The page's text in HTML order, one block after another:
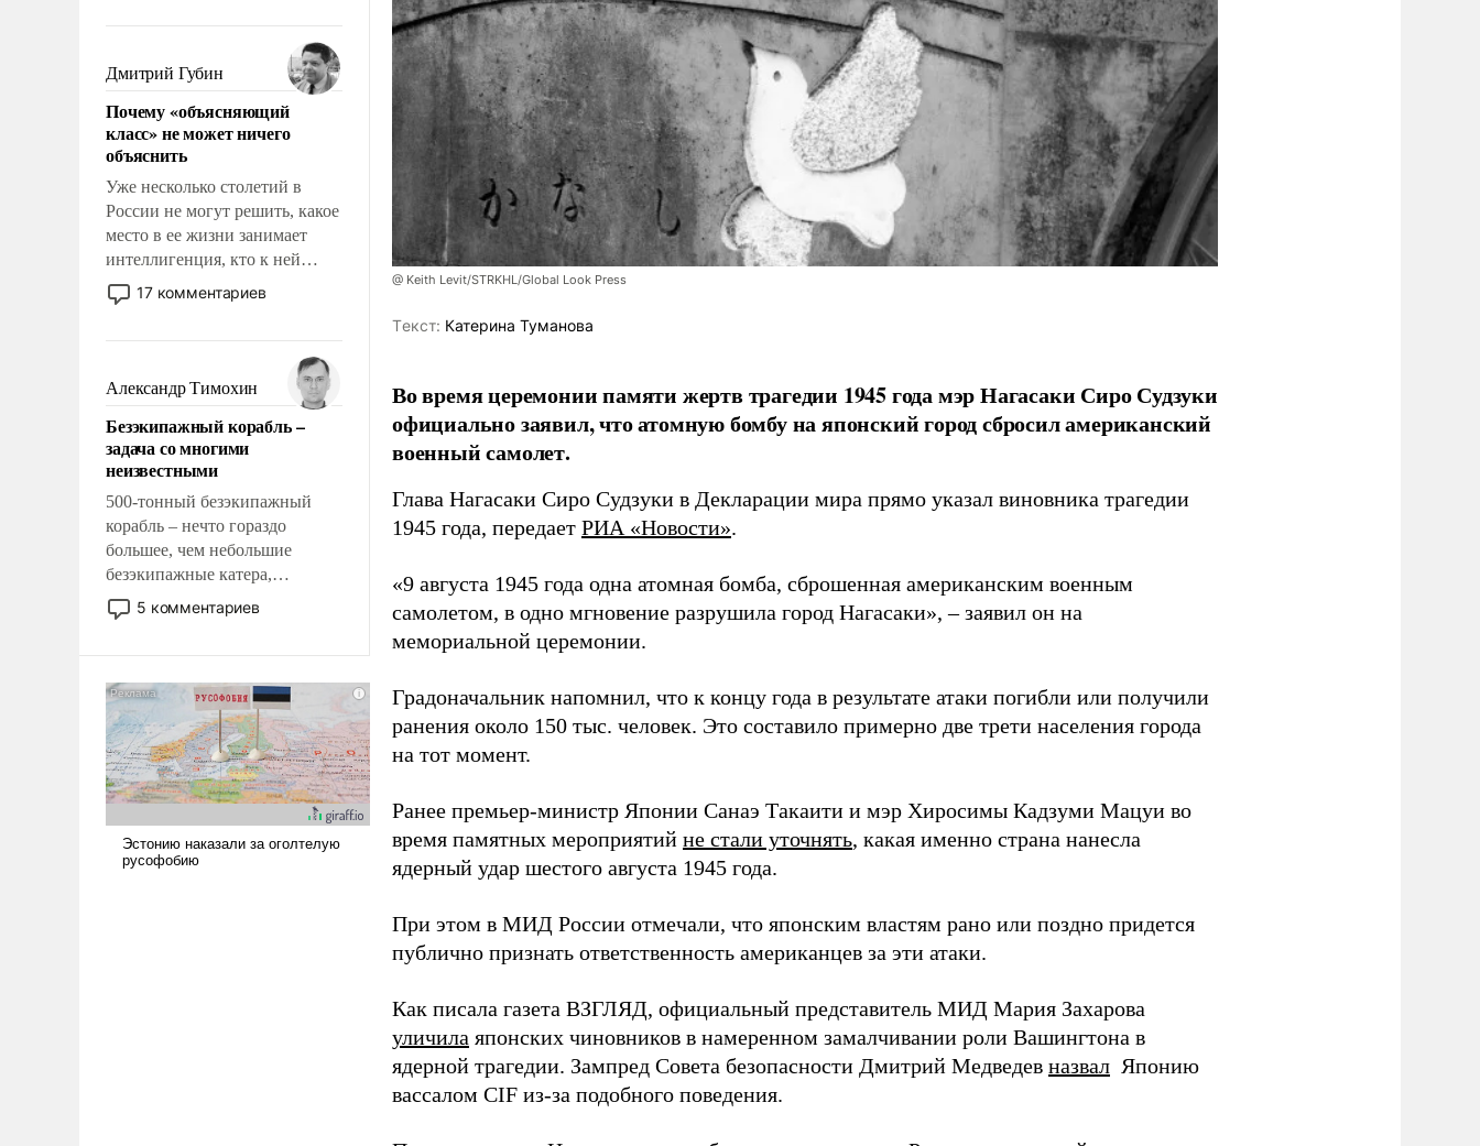
фундаментальным знанием,
что мировая политика имеет
свойство заявляться на порог
нашего дома.
Дмитрий Губин
Почему «объясняющий
класс» не может ничего
объяснить
Уже несколько столетий в
России не могут решить, какое
место в ее жизни занимает
интеллигенция, кто к ней
принадлежит, а кого из нее
исключили с правом
чем она отличается от просто
образованных людей. Иногда
казалось, что эти вопросы
решены раз и навсегда, но –
нет, не решены.
17 комментариев
Александр Тимохин
Безэкипажный корабль –
задача со многими
неизвестными
500-тонный безэкипажный
корабль – нечто гораздо
большее, чем небольшие
безэкипажные катера,
применение которых уже
стало обыденностью. Задача по
и ее реализация радикально
поднимет наши боевые
возможности.
5 комментариев
@ Keith Levit/STRKHL/Global Look Press
Tекст: Катерина Туманова
Во время церемонии памяти жертв трагедии 1945 года мэр Нагасаки Сиро Судзуки
официально заявил, что атомную бомбу на японский город сбросил американский
военный самолет.
Глава Нагасаки Сиро Судзуки в Декларации мира прямо указал виновника трагедии
1945 года, передает РИА «Новости».
«9 августа 1945 года одна атомная бомба, сброшенная американским военным
самолетом, в одно мгновение разрушила город Нагасаки», – заявил он на
мемориальной церемонии.
Градоначальник напомнил, что к концу года в результате атаки погибли или получили
ранения около 150 тыс. человек. Это составило примерно две трети населения города
на тот момент.
Ранее премьер-министр Японии Санаэ Такаити и мэр Хиросимы Кадзуми Мацуи во
время памятных мероприятий не стали уточнять, какая именно страна нанесла
ядерный удар шестого августа 1945 года.
При этом в МИД России отмечали, что японским властям рано или поздно придется
публично признать ответственность американцев за эти атаки.
Как писала газета ВЗГЛЯД, официальный представитель МИД Мария Захарова
уличила японских чиновников в намеренном замалчивании роли Вашингтона в
ядерной трагедии. Зампред Совета безопасности Дмитрий Медведев назвал Японию
вассалом CIF из-за подобного поведения.